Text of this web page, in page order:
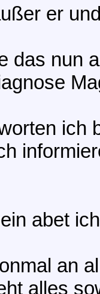
er
das nun
ich
abet
an
alles